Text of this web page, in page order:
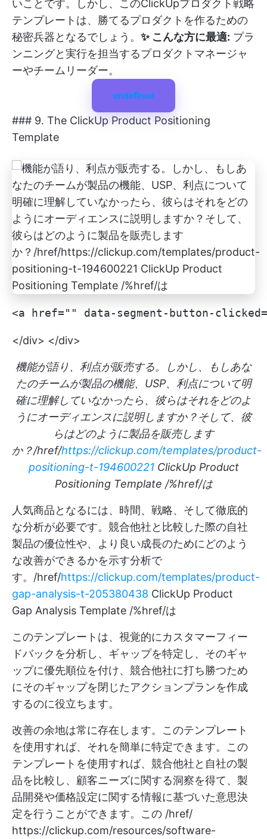
いことです。しかし、このClickUpプロダクト戦略
テンプレートは、勝てるプロダクトを作るための
秘密兵器となるでしょう。 ✨ こんな方に最適: プラ
ンニングと実行を担当するプロダクトマネージャ
ーやチームリーダー。
undefined
### 9. The ClickUp Product Positioning
Template
<a href="" data-segment-button-clicked=" このテ
</div> </div>
機能が語り、利点が販売する。しかし、もしあな
たのチームが製品の機能、USP、利点について明
確に理解していなかったら、彼らはそれをどのよ
うにオーディエンスに説明しますか？そして、彼
らはどのように製品を販売します
か？/href/https://clickup.com/templates/product-
positioning-t-194600221ClickUp Product
Positioning Template /%href/は
人気商品となるには、時間、戦略、そして徹底的
な分析が必要です。競合他社と比較した際の自社
製品の優位性や、より良い成長のためにどのよう
な改善ができるかを示す分析で
す。/href/https://clickup.com/templates/product-
gap-analysis-t-205380438 ClickUp Product
Gap Analysis Template /%href/は
このテンプレートは、視覚的にカスタマーフィー
ドバックを分析し、ギャップを特定し、そのギャ
ップに優先順位を付け、競合他社に打ち勝つため
にそのギャップを閉じたアクションプランを作成
するのに役立ちます。
改善の余地は常に存在します。このテンプレート
を使用すれば、それを簡単に特定できます。この
テンプレートを使用すれば、競合他社と自社の製
品を比較し、顧客ニーズに関する洞察を得て、製
品開発や価格設定に関する情報に基づいた意思決
定を行うことができます。この /href/
https://clickup.com/resources/software-